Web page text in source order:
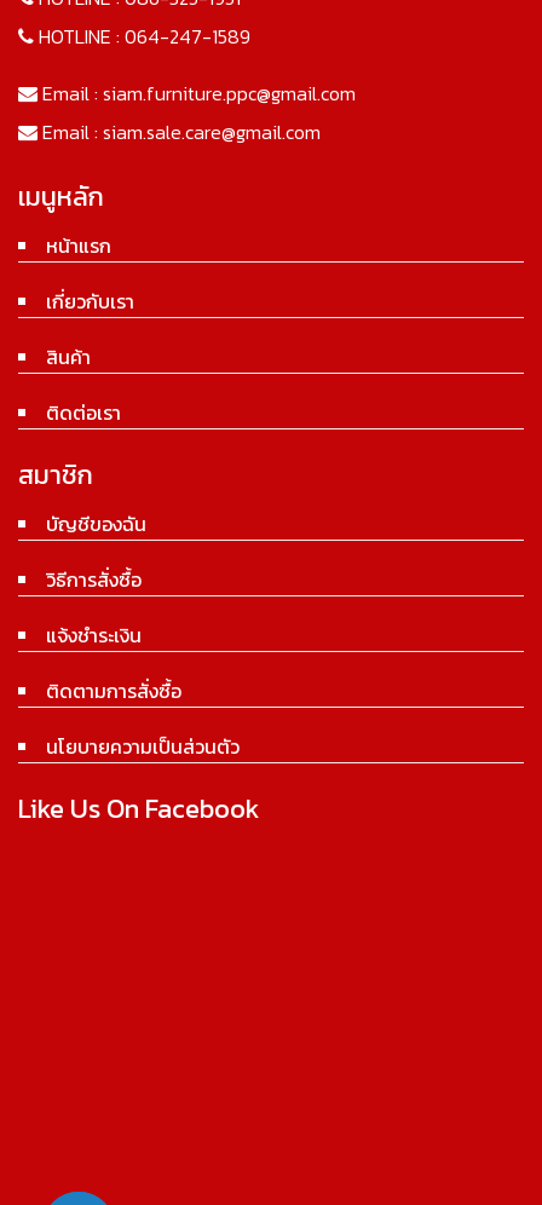
HOTLINE : 064-247-1589
Email : siam.furniture.ppc@gmail.com
Email : siam.sale.care@gmail.com
เมนูหลัก
หน้าแรก
เกี่ยวกับเรา
สินค้า
ติดต่อเรา
สมาชิก
บัญชีของฉัน
วิธีการสั่งซื้อ
แจ้งชำระเงิน
ติดตามการสั่งซื้อ
นโยบายความเป็นส่วนตัว
Like Us On Facebook